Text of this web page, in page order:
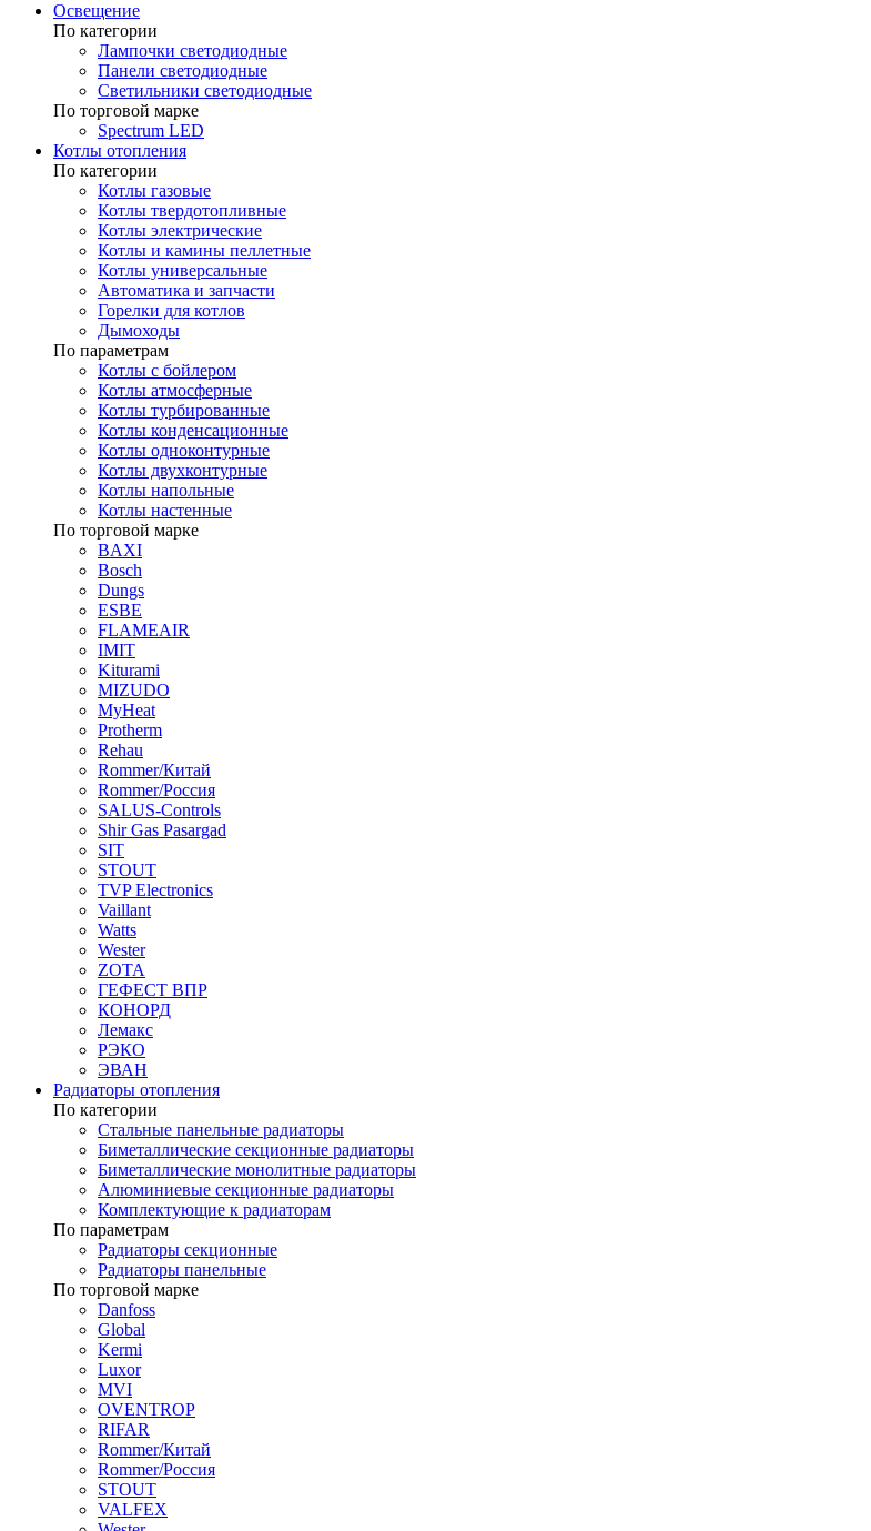
Освещение
По категории
Лампочки светодиодные
Панели светодиодные
Светильники светодиодные
По торговой марке
Spectrum LED
Котлы отопления
По категории
Котлы газовые
Котлы твердотопливные
Котлы электрические
Котлы и камины пеллетные
Котлы универсальные
Автоматика и запчасти
Горелки для котлов
Дымоходы
По параметрам
Котлы с бойлером
Котлы атмосферные
Котлы турбированные
Котлы конденсационные
Котлы одноконтурные
Котлы двухконтурные
Котлы напольные
Котлы настенные
По торговой марке
BAXI
Bosch
Dungs
ESBE
FLAMEAIR
IMIT
Kiturami
MIZUDO
MyHeat
Protherm
Rehau
Rommer/Китай
Rommer/Россия
SALUS-Controls
Shir Gas Pasargad
SIT
STOUT
TVP Electronics
Vaillant
Watts
Wester
ZOTA
ГЕФЕСТ ВПР
КОНОРД
Лемакс
РЭКО
ЭВАН
Радиаторы отопления
По категории
Стальные панельные радиаторы
Биметаллические секционные радиаторы
Биметаллические монолитные радиаторы
Алюминиевые секционные радиаторы
Комплектующие к радиаторам
По параметрам
Радиаторы секционные
Радиаторы панельные
По торговой марке
Danfoss
Global
Kermi
Luxor
MVI
OVENTROP
RIFAR​
Rommer/Китай
Rommer/Россия
STOUT
VALFEX